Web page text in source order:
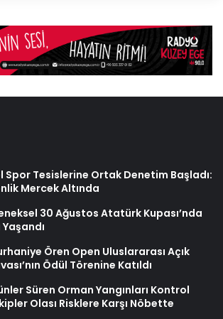
Spor Tesislerine Ortak Denetim Başladı:
Mercek Altında
30 Ağustos Atatürk Kupası’nda
Ören Open Uluslararası Açık
Ödül Törenine Katıldı
Süren Orman Yangınları Kontrol
Olası Risklere Karşı Nöbette